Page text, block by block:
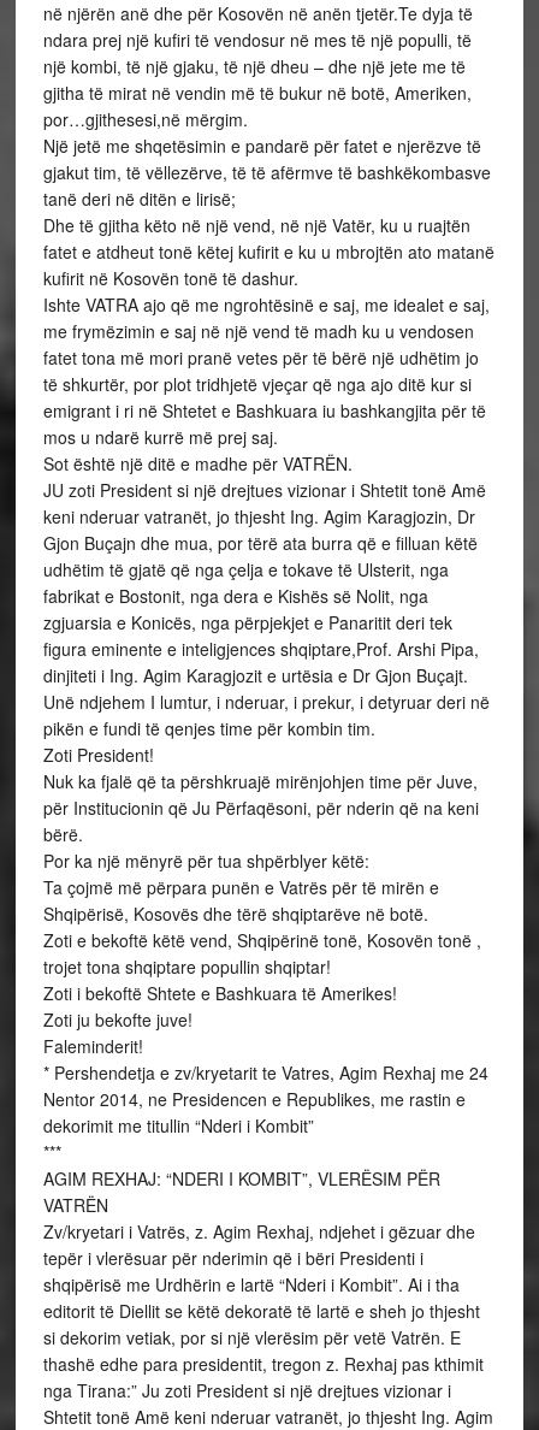
në njërën anë dhe për Kosovën në anën tjetër.Te dyja të
ndara prej një kufiri të vendosur në mes të një populli, të
një kombi, të një gjaku, të një dheu – dhe një jete me të
gjitha të mirat në vendin më të bukur në botë, Ameriken,
por…gjithesesi,në mërgim.
Një jetë me shqetësimin e pandarë për fatet e njerëzve të
gjakut tim, të vëllezërve, të të afërmve të bashkëkombasve
tanë deri në ditën e lirisë;
Dhe të gjitha këto në një vend, në një Vatër, ku u ruajtën
fatet e atdheut tonë këtej kufirit e ku u mbrojtën ato matanë
kufirit në Kosovën tonë të dashur.
Ishte VATRA ajo që me ngrohtësinë e saj, me idealet e saj,
me frymëzimin e saj në një vend të madh ku u vendosen
fatet tona më mori pranë vetes për të bërë një udhëtim jo
të shkurtër, por plot tridhjetë vjeçar që nga ajo ditë kur si
emigrant i ri në Shtetet e Bashkuara iu bashkangjita për të
mos u ndarë kurrë më prej saj.
Sot është një ditë e madhe për VATRËN.
JU zoti President si një drejtues vizionar i Shtetit tonë Amë
keni nderuar vatranët, jo thjesht Ing. Agim Karagjozin, Dr
Gjon Buçajn dhe mua, por tërë ata burra që e filluan këtë
udhëtim të gjatë që nga çelja e tokave të Ulsterit, nga
fabrikat e Bostonit, nga dera e Kishës së Nolit, nga
zgjuarsia e Konicës, nga përpjekjet e Panaritit deri tek
figura eminente e inteligjences shqiptare,Prof. Arshi Pipa,
dinjiteti i Ing. Agim Karagjozit e urtësia e Dr Gjon Buçajt.
Unë ndjehem I lumtur, i nderuar, i prekur, i detyruar deri në
pikën e fundi të qenjes time për kombin tim.
Zoti President!
Nuk ka fjalë që ta përshkruajë mirënjohjen time për Juve,
për Institucionin që Ju Përfaqësoni, për nderin që na keni
bërë.
Por ka një mënyrë për tua shpërblyer këtë:
Ta çojmë më përpara punën e Vatrës për të mirën e
Shqipërisë, Kosovës dhe tërë shqiptarëve në botë.
Zoti e bekoftë këtë vend, Shqipërinë tonë, Kosovën tonë ,
trojet tona shqiptare popullin shqiptar!
Zoti i bekoftë Shtete e Bashkuara të Amerikes!
Zoti ju bekofte juve!
Faleminderit!
* Pershendetja e zv/kryetarit te Vatres, Agim Rexhaj me 24
Nentor 2014, ne Presidencen e Republikes, me rastin e
dekorimit me titullin “Nderi i Kombit”
***
AGIM REXHAJ: “NDERI I KOMBIT”, VLERËSIM PËR
VATRËN
Zv/kryetari i Vatrës, z. Agim Rexhaj, ndjehet i gëzuar dhe
tepër i vlerësuar për nderimin që i bëri Presidenti i
shqipërisë me Urdhërin e lartë “Nderi i Kombit”. Ai i tha
editorit të Diellit se këtë dekoratë të lartë e sheh jo thjesht
si dekorim vetiak, por si një vlerësim për vetë Vatrën. E
thashë edhe para presidentit, tregon z. Rexhaj pas kthimit
nga Tirana:” Ju zoti President si një drejtues vizionar i
Shtetit tonë Amë keni nderuar vatranët, jo thjesht Ing. Agim